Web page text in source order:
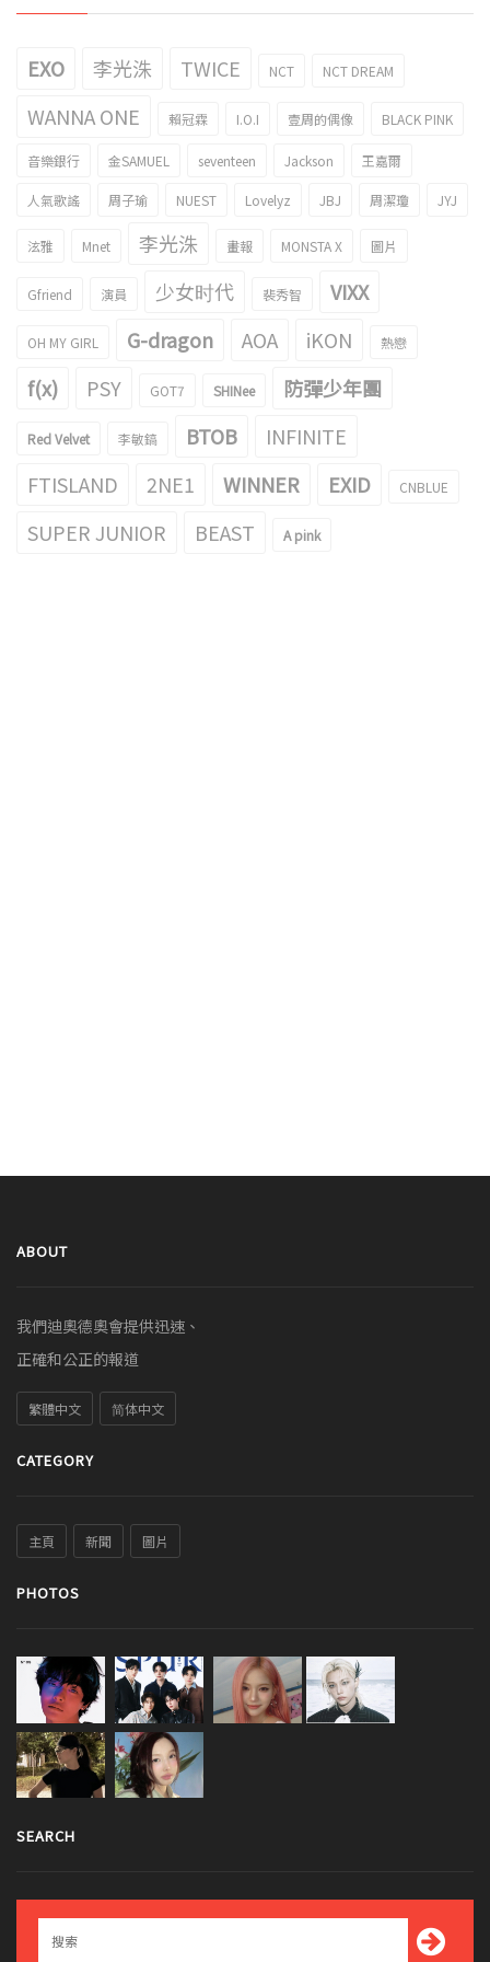
EXO 李光洙 TWICE NCT NCT DREAM
WANNA ONE 賴冠霖 I.O.I 壹周的偶像 BLACK PINK
音樂銀行 金SAMUEL seventeen Jackson 王嘉爾
人氣歌謠 周子瑜 NUEST Lovelyz JBJ 周潔瓊 JYJ
泫雅 Mnet 李光洙 畫報 MONSTA X 圖片
Gfriend 演員 少女时代 裴秀智 VIXX
OH MY GIRL G-dragon AOA iKON 熱戀
f(x) PSY GOT7 SHINee 防彈少年團
Red Velvet 李敏鎬 BTOB
INFINITE
FTISLAND
2NE1 WINNER EXID CNBLUE
SUPER JUNIOR BEAST A pink
ABOUT
我們迪奧德奧會提供迅速、
正確和公正的報道
繁體中文 简体中文
CATEGORY
主頁 新聞 圖片
PHOTOS
SEARCH